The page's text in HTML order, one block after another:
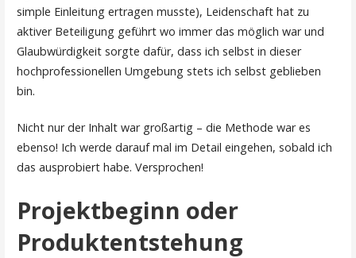
simple Einleitung ertragen musste), Leidenschaft hat zu
aktiver Beteiligung geführt wo immer das möglich war und
Glaubwürdigkeit sorgte dafür, dass ich selbst in dieser
hochprofessionellen Umgebung stets ich selbst geblieben
bin.
Nicht nur der Inhalt war großartig – die Methode war es
ebenso! Ich werde darauf mal im Detail eingehen, sobald ich
das ausprobiert habe. Versprochen!
Projektbeginn oder
Produktentstehung